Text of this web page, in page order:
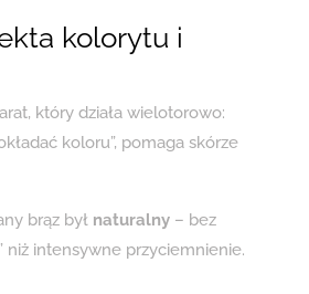
kolorytu i
który działa wielotorowo:
koloru”, pomaga skórze
brąz był naturalny – bez
niż intensywne przyciemnienie.